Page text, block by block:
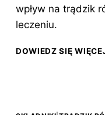
wpływ na trądzik
leczeniu.
DOWIEDZ SIĘ